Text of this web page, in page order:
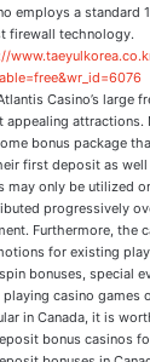
employs a standard
firewall technology.
Casino’s large
appealing attractions.
bonus package
first deposit as well
may only be utilized
progressively
Furthermore, the
for existing
bonuses, special
playing casino games
in Canada, it is
bonus casinos